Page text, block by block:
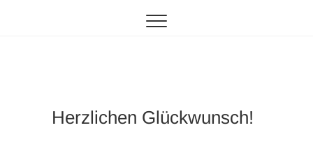
Herzlichen Glückwunsch!